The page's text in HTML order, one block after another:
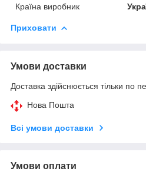
Країна виробник
Приховати
Умови доставки
Доставка здійснюється тільки по
Нова Пошта
Всі умови доставки
Умови оплати